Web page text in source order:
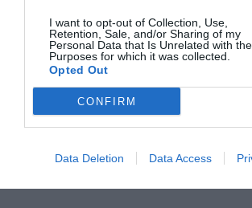
I want to opt-out of Collection, Use,
Retention, Sale, and/or Sharing of my
Personal Data that Is Unrelated with the
Purposes for which it was collected.
Opted Out
CONFIRM
Data Deletion Data Access
Doprava zadarmo pri
nákupe nad 100,00 €
Bezpečná platba
kartou, platobná brána
Nakupujete od distribútora
garantujeme kvalitu
Servisná podpora, záručný a